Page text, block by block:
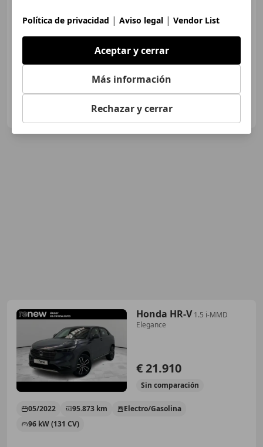
Sincomparación
54.900 km Gasolina
Honda HR-V 1.5 i-MMD
Elegance
€ 21.910
Sin comparación
05/2022 95.873 km
Electro/Gasolina
96 kW (131 CV)
Política de privacidad | Aviso legal | Vendor List
Aceptar y cerrar
Más información
Rechazar y cerrar